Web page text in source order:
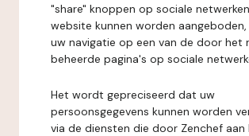
"share" knoppen op sociale
website kunnen worden
uw navigatie op een van de door het
beheerde pagina's op sociale
Het wordt gepreciseerd dat uw
persoonsgegevens kunnen worden
via de diensten die door Zenchef aan